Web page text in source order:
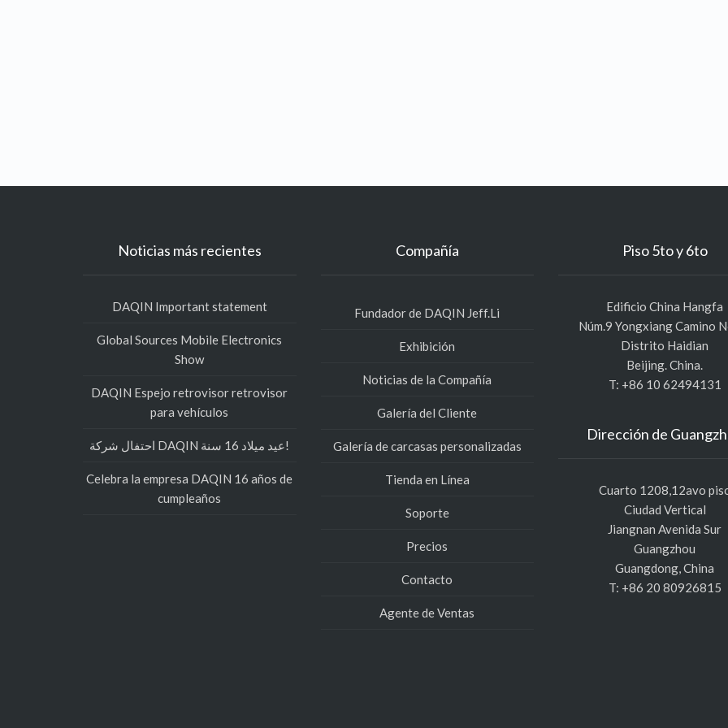
Noticias más recientes
DAQIN Important statement
Global Sources Mobile Electronics
Show
DAQIN Espejo retrovisor retrovisor
para vehículos
احتفال شركة DAQIN عيد ميلاد 16 سنة!
Celebra la empresa DAQIN 16 años de
cumpleaños
Compañía
Fundador de DAQIN Jeff.Li
Exhibición
Noticias de la Compañía
Galería del Cliente
Galería de carcasas personalizadas
Tienda en Línea
Soporte
Precios
Contacto
Agente de Ventas
Piso 5to y 6to
Edificio China Hangfa
Núm.9 Yongxiang Camino
Distrito Haidian
Beijing. China.
T: +86 10 62494131
Dirección de
Cuarto 1208,12avo
Ciudad Vertical
Jiangnan Avenida Sur
Guangzhou
Guangdong, China
T: +86 20 80926815